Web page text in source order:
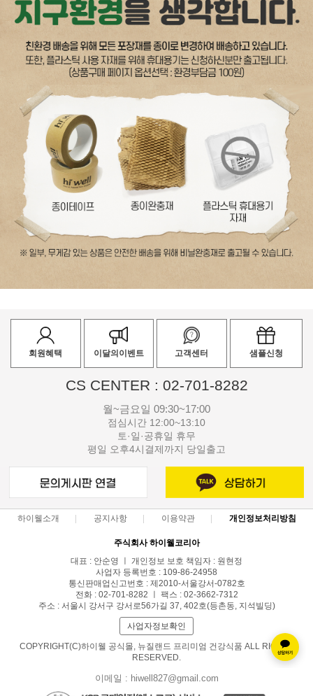
회원혜택 이달의이벤트 고객센터 샘플신청
CS CENTER : 02-701-8282
월~금요일 09:30~17:00
점심시간 12:00~13:10
토·일·공휴일 휴무
평일 오후4시결제까지 당일출고
하이웰소개 공지사항 이용약관 개인정보처리방침
주식회사 하이웰코리아
대표 : 안순영 ㅣ 개인정보 보호 책임자 : 원현정
사업자 등록번호 : 109-86-24958
통신판매업신고번호 : 제2010-서울강서-0782호
전화 : 02-701-8282 ㅣ 팩스 : 02-3662-7312
주소 : 서울시 강서구 강서로56가길 37, 402호(등촌동, 지석빌딩)
사업자정보확인
COPYRIGHT(C)하이웰 공식몰, 뉴질랜드 프리미엄 건강식품 ALL RIGHTS
RESERVED.
이메일 : hiwell827@gmail.com